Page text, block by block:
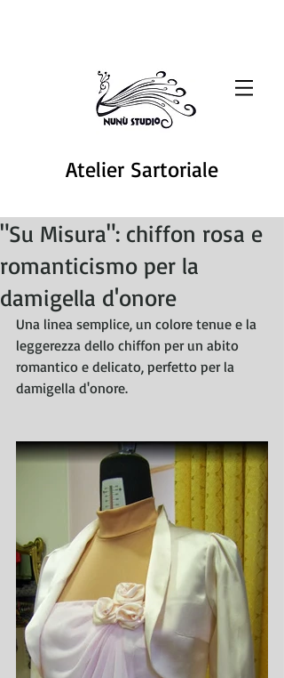
Atelier Sartoriale
"Su Misura": chiffon rosa e
romanticismo per la
damigella d'onore
Una linea semplice, un colore tenue e la
leggerezza dello chiffon per un abito
romantico e delicato, perfetto per la
damigella d'onore.